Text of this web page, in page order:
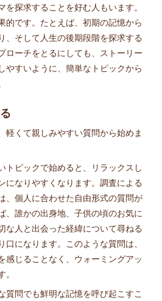
探求することを好む人もいます。
的です。たとえば、初期の記憶から
、そして人生の後期段階を探求する
ローチをとるにしても、ストーリー
やすいように、簡単なトピックから
軽くて親しみやすい質問から始めま
トピックで始めると、リラックスし
になりやすくなります。調査による
、個人に合わせた自由形式の質問が
、誰かの出身地、子供の頃のお気に
な人と出会った経緯について尋ねる
口になります。このような質問は、
感じることなく、ウォーミングアッ
質問でも鮮明な記憶を呼び起こすこ